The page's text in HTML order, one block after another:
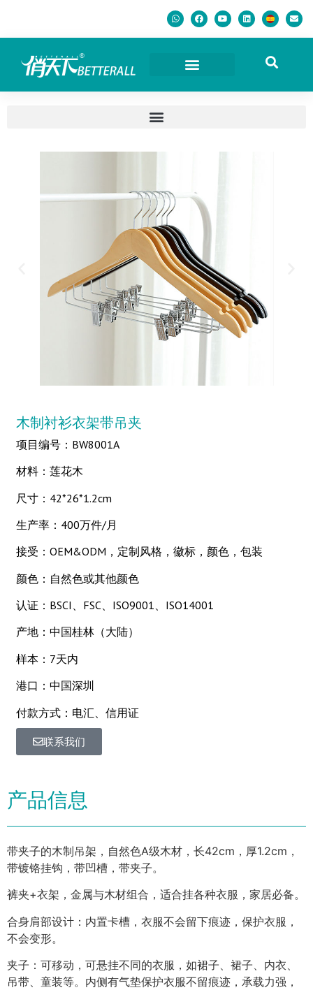
木制衬衫衣架带吊夹
项目编号：BW8001A
材料：莲花木
尺寸：42*26*1.2cm
生产率：400万件/月
接受：OEM&ODM，定制风格，徽标，颜色，包装
颜色：自然色或其他颜色
认证：BSCI、FSC、ISO9001、ISO14001
产地：中国桂林（大陆）
样本：7天内
港口：中国深圳
付款方式：电汇、信用证
联系我们
产品信息
带夹子的木制吊架，自然色A级木材，长42cm，厚1.2cm，
带镀铬挂钩，带凹槽，带夹子。
裤夹+衣架，金属与木材组合，适合挂各种衣服，家居必备。
合身肩部设计：内置卡槽，衣服不会留下痕迹，保护衣服，
不会变形。
夹子：可移动，可悬挂不同的衣服，如裙子、裙子、内衣、
吊带、童装等。内侧有气垫保护衣服不留痕迹，承载力强，